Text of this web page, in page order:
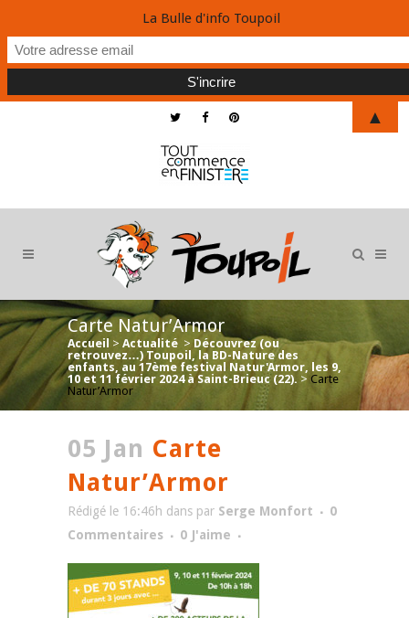
Carte Natur’Armor
Accueil > Actualité > Découvrez (ou
retrouvez…) Toupoil, la BD-Nature des
enfants, au 17ème festival Natur'Armor, les 9,
10 et 11 février 2024 à Saint-Brieuc (22). > Carte
Natur’Armor
05 Jan Carte
Natur’Armor
Rédigé le 16:46h dans par Serge Monfort
0
Commentaires
0 J'aime
La Bulle d'info Toupoil
▲